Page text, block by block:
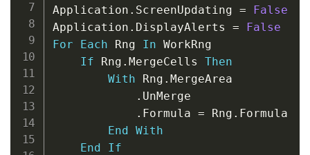
Application . ScreenUpdating =
False
Application . DisplayAlerts =
False
For
Each Rng In WorkRng
If Rng . MergeCells Then
With Rng . MergeArea
. UnMerge
. Formula = Rng . Formula
End With
End
If